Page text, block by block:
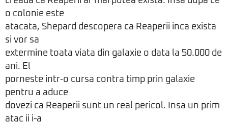
o colonie este
atacata, Shepard descopera ca Reaperii inca exista
si vor sa
extermine toata viata din galaxie o data la 50.000 de
ani. El
porneste intr-o cursa contra timp prin galaxie
pentru a aduce
dovezi ca Reaperii sunt un real pericol. Insa un prim
atac ii i-a